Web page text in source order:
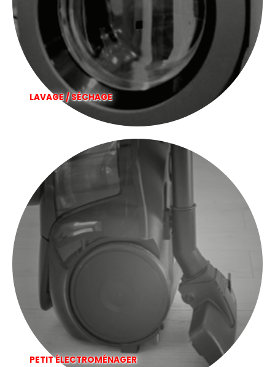
LAVAGE / SÉCHAGE
PETIT ÉLECTROMÉNAGER